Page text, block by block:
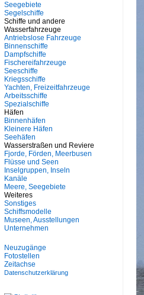
Seegebiete
Segelschiffe
Schiffe und andere
Wasserfahrzeuge
Antriebslose Fahrzeuge
Binnenschiffe
Dampfschiffe
Fischereifahrzeuge
Seeschiffe
Kriegsschiffe
Yachten, Freizeitfahrzeuge
Arbeitsschiffe
Spezialschiffe
Häfen
Binnenhäfen
Kleinere Häfen
Seehäfen
Wasserstraßen und Reviere
Fjorde, Förden, Meerbusen
Flüsse und Seen
Inselgruppen, Inseln
Kanäle
Meere, Seegebiete
Weiteres
Sonstiges
Schiffsmodelle
Museen, Ausstellungen
Unternehmen
Neuzugänge
Fotostellen
Zeitachse
Datenschutzerklärung